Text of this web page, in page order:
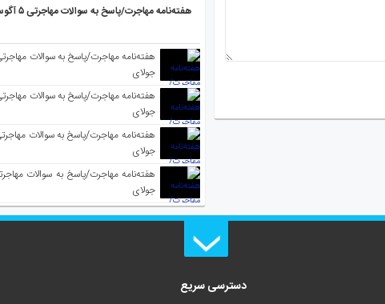
هفته‌نامه مهاجرت/پاسخ به سوالات مهاجرتی ۵ آگوست
جولای
جولای
جولای
جولای
دسترسی سریع